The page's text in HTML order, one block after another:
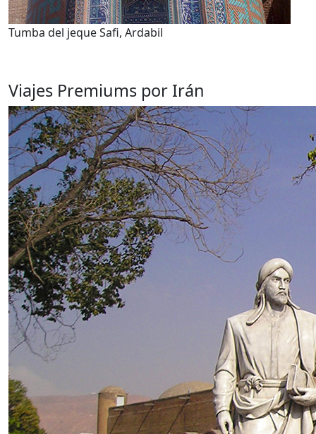
Tumba del jeque Safi, Ardabil
Viajes Premiums por Irán